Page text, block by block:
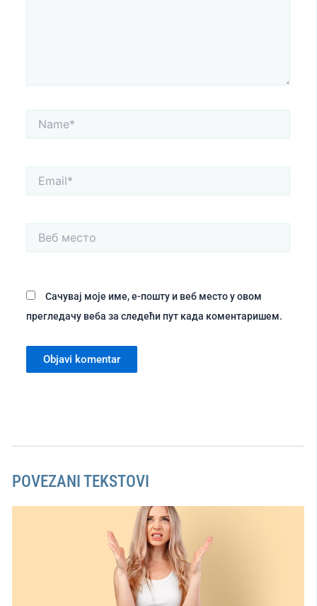
Name*
Email*
Веб
место
Сачувај моје име, е-пошту и веб место у овом
прегледачу веба за следећи пут када коментаришем.
POVEZANI TEKSTOVI